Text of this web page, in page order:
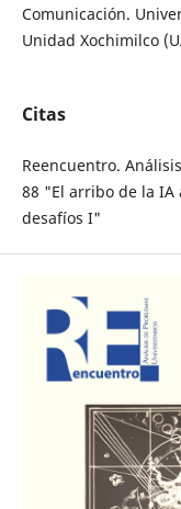
Comunicación.
Unidad Xochimilco
Citas
Reencuentro.
88 "El arribo de la
desafíos I"